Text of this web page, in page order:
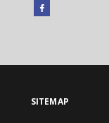
Facebook
open
new
SITEMAP